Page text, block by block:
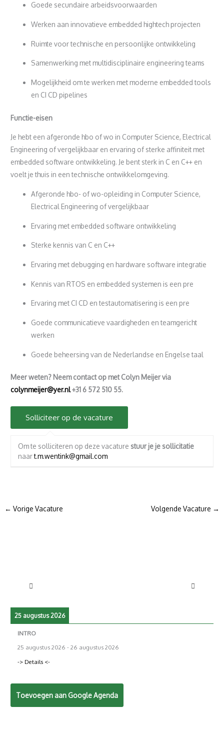
Goede secundaire arbeidsvoorwaarden
Werken aan innovatieve embedded hightech projecten
Ruimte voor technische en persoonlijke ontwikkeling
Samenwerking met multidisciplinaire engineering teams
Mogelijkheid om te werken met moderne embedded tools
en CI CD pipelines
Functie-eisen
Je hebt een afgeronde hbo of wo in Computer Science, Electrical
Engineering of vergelijkbaar en ervaring of sterke affiniteit met
embedded software ontwikkeling. Je bent sterk in C en C++ en
voelt je thuis in een technische ontwikkelomgeving.
Afgeronde hbo- of wo-opleiding in Computer Science,
Electrical Engineering of vergelijkbaar
Ervaring met embedded software ontwikkeling
Sterke kennis van C en C++
Ervaring met debugging en hardware software integratie
Kennis van RTOS en embedded systemen is een pre
Ervaring met CI CD en testautomatisering is een pre
Goede communicatieve vaardigheden en teamgericht
werken
Goede beheersing van de Nederlandse en Engelse taal
Meer weten? Neem contact op met Colyn Meijer via
colynmeijer@yer.nl+31 6 572 510 55.
Om te solliciteren op deze vacature stuur je je sollicitatie
naart.m.wentink@gmail.com
← Vorige Vacature Volgende Vacature →
25 augustus 2026
INTRO
25 augustus 2026 -26 augustus 2026
-> Details <-
Toevoegen aan Google Agenda